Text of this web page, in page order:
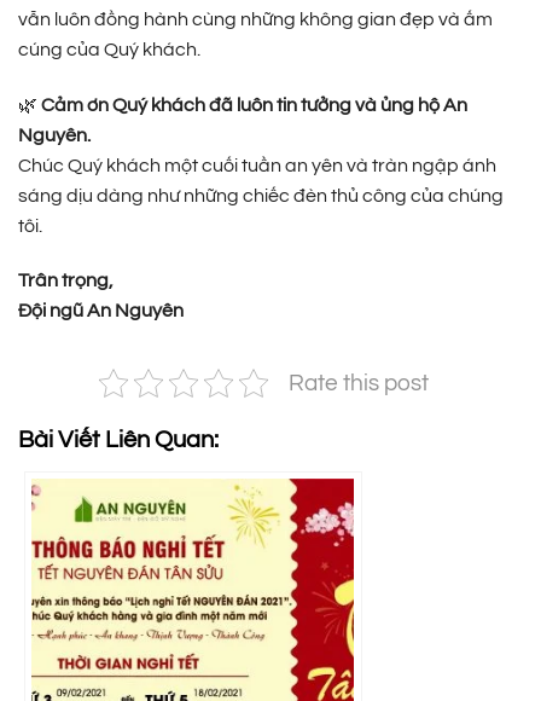
vẫn luôn đồng hành cùng những không gian đẹp và ấm
cúng của Quý khách.
🌿 Cảm ơn Quý khách đã luôn tin tưởng và ủng hộ An
Nguyên.
Chúc Quý khách một cuối tuần an yên và tràn ngập ánh
sáng dịu dàng như những chiếc đèn thủ công của chúng
tôi.
Trân trọng,
Đội ngũ An Nguyên
Rate this post
Bài Viết Liên Quan: